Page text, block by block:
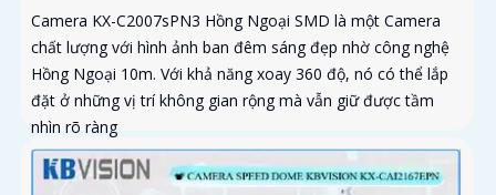
Camera KX-C2007sPN3 Hồng Ngoại SMD là một Camera
chất lượng với hình ảnh ban đêm sáng đẹp nhờ công nghệ
Hồng Ngoại 10m. Với khả năng xoay 360 độ, nó có thể lắp
đặt ở những vị trí không gian rộng mà vẫn giữ được tầm
nhìn rõ ràng